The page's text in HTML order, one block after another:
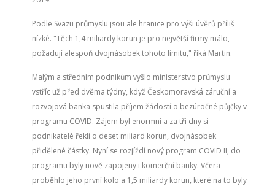
Podle Svazu průmyslu jsou ale hranice pro výši úvěrů příliš
nízké. "Těch 1,4 miliardy korun je pro největší firmy málo,
požadují alespoň dvojnásobek tohoto limitu," říká Martin.
Malým a středním podnikům vyšlo ministerstvo průmyslu
vstříc už před dvěma týdny, když Českomoravská záruční a
rozvojová banka spustila příjem žádostí o bezúročné půjčky v
programu COVID. Zájem byl enormní a za tři dny si
podnikatelé řekli o deset miliard korun, dvojnásobek
přidělené částky. Nyní se rozjíždí nový program COVID II, do
programu byly nově zapojeny i komerční banky. Včera
proběhlo jeho první kolo a 1,5 miliardy korun, které na to byly